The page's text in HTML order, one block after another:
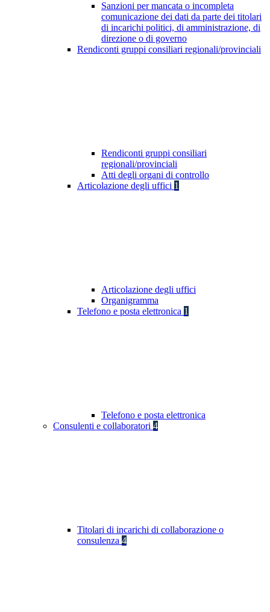
Sanzioni per mancata o incompleta
comunicazione dei dati da parte dei titolari
di incarichi politici, di amministrazione, di
direzione o di governo
Rendiconti gruppi consiliari regionali/provinciali
Rendiconti gruppi consiliari
regionali/provinciali
Atti degli organi di controllo
Articolazione degli uffici 1
Articolazione degli uffici
Organigramma
Telefono e posta elettronica 1
Telefono e posta elettronica
Consulenti e collaboratori 4
Titolari di incarichi di collaborazione o
consulenza 4